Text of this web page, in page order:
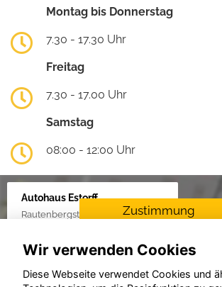
Montag bis Donnerstag
7.30 - 17.30 Uhr
Freitag
7.30 - 17.00 Uhr
Samstag
08:00 - 12:00 Uhr
Autohaus Estorff
Rautenbergstraße 38, 24306 Plön
Zustimmung
Für die Aktivierung der
Navigationsdienste ist Ihre
Wir verwenden Cookies
Diese Webseite verwendet Cookies und